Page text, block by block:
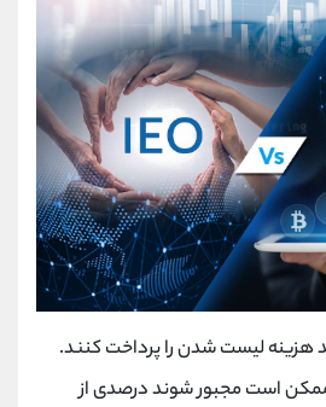
هزینه لیست شدن را پرداخت کنند.
است مجبور شوند درصدی از